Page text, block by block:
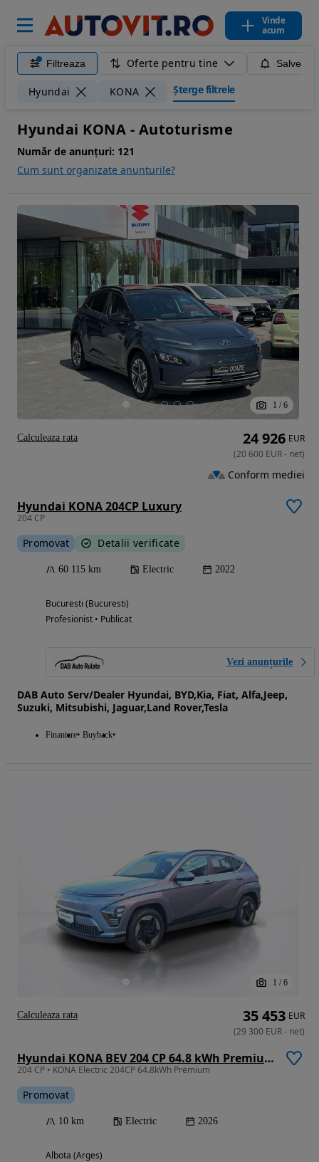
Vinde
acum
Filtreaza Oferte pentru tine
Hyundai KONA Șterge filtrele
Hyundai KONA - Autoturisme
Număr de anunțuri: 121
Cum sunt organizate anunturile?
1 / 6
Hyundai KONA 204CP Luxury
204 CP
Promovat Detalii verificate
60 115 km Electric 2022
Bucuresti (Bucuresti)
Profesionist • Publicat
Vezi anunțurile
DAB Auto Serv/Dealer Hyundai, BYD,Kia, Fiat, Alfa,Jeep,
Suzuki, Mitsubishi, Jaguar,Land Rover,Tesla
Finantare Buyback
24 926 EUR
(20 600 EUR- net)
Conform mediei
Calculeaza rata
1 / 6
Hyundai KONA BEV 204 CP 64.8 kWh Premium
204 CP • KONA Electric 204CP 64.8kWh Premium
Promovat
10 km Electric 2026
Albota (Arges)
35 453 EUR
(29 300 EUR- net)
Calculeaza rata